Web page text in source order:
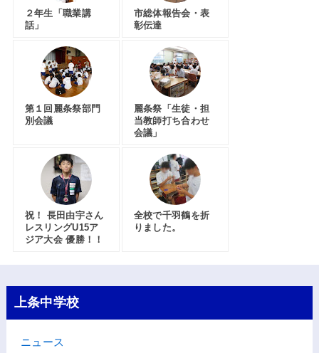
２年生「職業講
話」
市総体報告会・表
彰伝達
第１回麗条祭部門
別会議
麗条祭「生徒・担
当教師打ち合わせ
会議」
祝！ 長田由宇さん
レスリングU15ア
ジア大会 優勝！！
全校で千羽鶴を折
りました。
上条中学校
ニュース